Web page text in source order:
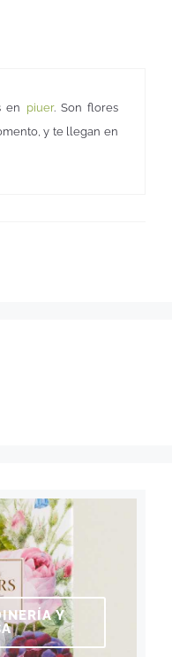
en piuer. Son flores
y te llegan en
Y